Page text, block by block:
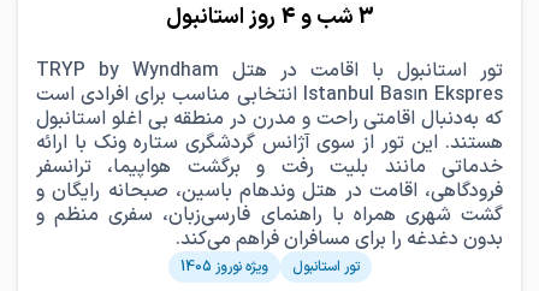
3 شب و 4 روز استانبول
تور استانبول با اقامت در هتل TRYP by Wyndham
Istanbul Basın Ekspres انتخابی مناسب برای افرادی است
که به‌دنبال اقامتی راحت و مدرن در منطقه بی اغلو استانبول
هستند. این تور از سوی آژانس گردشگری ستاره ونک با ارائه
خدماتی مانند بلیت رفت و برگشت هواپیما، ترانسفر
فرودگاهی، اقامت در هتل وندهام باسین، صبحانه رایگان و
گشت شهری همراه با راهنمای فارسی‌زبان، سفری منظم و
بدون دغدغه را برای مسافران فراهم می‌کند.
تور استانبول ویژه نوروز 1405